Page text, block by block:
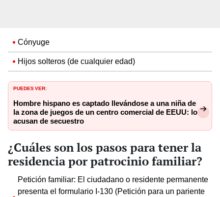
Cónyuge
Hijos solteros (de cualquier edad)
PUEDES VER:
Hombre hispano es captado llevándose a una niña de
la zona de juegos de un centro comercial de EEUU: lo
acusan de secuestro
¿Cuáles son los pasos para tener la
residencia por patrocinio familiar?
Petición familiar: El ciudadano o residente permanente
presenta el formulario I-130 (Petición para un pariente